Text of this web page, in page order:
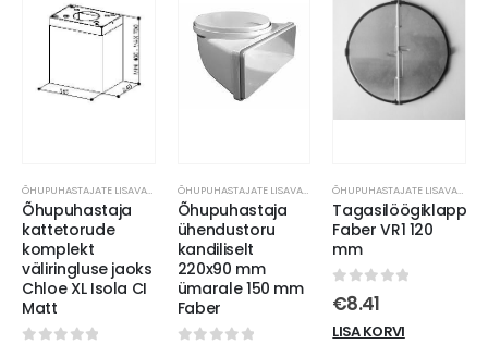
ÕHUPUHASTAJATE LISAVARUSTUS
Õhupuhastaja
kattetorude
komplekt
väliringluse jaoks
Chloe XL Isola CI
Matt
ÕHUPUHASTAJATE LISAVARUSTUS
Õhupuhastaja
ühendustoru
kandiliselt
220x90 mm
ümarale 150 mm
Faber
ÕHUPUHASTAJATE LISAVARUSTUS
Tagasilöögiklapp
Faber VR1 120
mm
0out of 5
€8.41
LISA KORVI